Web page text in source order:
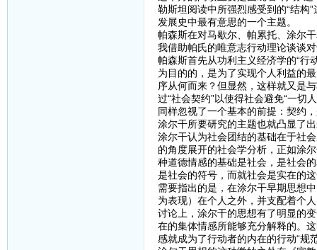
勒斯坦阅读中所强烈感受到的“结构
发展史中最有意思的一个主题。
帕森斯在对马歇尔、帕累托、涂尔
我借助帕氏的唯意志行动理论谈谈
帕森斯首先从功利主义经济学的“行
为目的的，是为了实现个人利益的
序从何而来？但显然，这样就又是
过“社会契约”以使得社会避免“一切
同样忽视了一个基本的前提：契约
涂尔干所要研究的主题也就凸显了
涂尔干认为社会团结的基础在于社
的角度展开的社会学分析，正如涂
种道德情感的基础是社会，是社会
是社会的符号，而就社会是实在的
需要指出的是，在涂尔干早期思想
为表现）在个人之外，并支配着个
讨论上，涂尔干的思想有了明显的
在的集体情感所能够充分解释的。
感就成为了行动者的内在的行动“规